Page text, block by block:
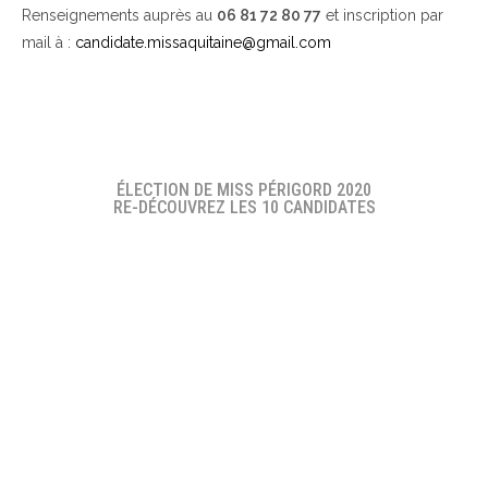
Renseignements auprès au 06 81 72 80 77 et inscription par
mail à : candidate.missaquitaine@gmail.com
ÉLECTION DE MISS PÉRIGORD 2020
RE-DÉCOUVREZ LES 10 CANDIDATES